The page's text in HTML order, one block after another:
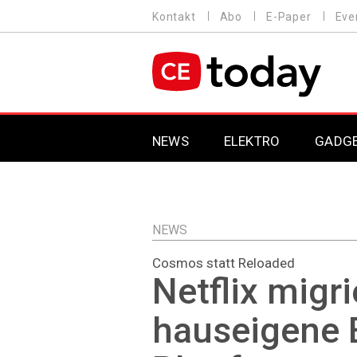
zum
MENU
Kontakt Abo E-Paper
MAIN NAVIGATION
NEWS ELEKTRO
NEWS
Cosmos statt Reloaded
Netflix
hauseigene